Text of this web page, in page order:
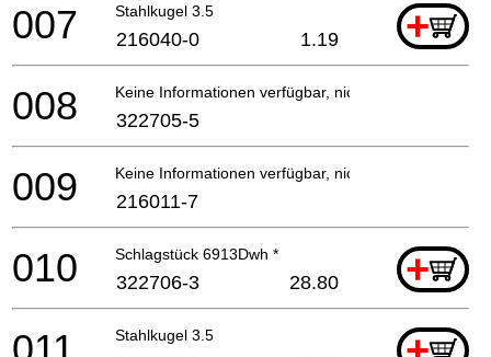
Stahlkugel 3.5 +
007 216040-0 1.19
Keine Informationen verfügbar, nicht bestellbar
008 322705-5
Keine Informationen verfügbar, nicht bestellbar
009 216011-7
Schlagstück 6913Dwh * +
010 322706-3 28.80
Stahlkugel 3.5